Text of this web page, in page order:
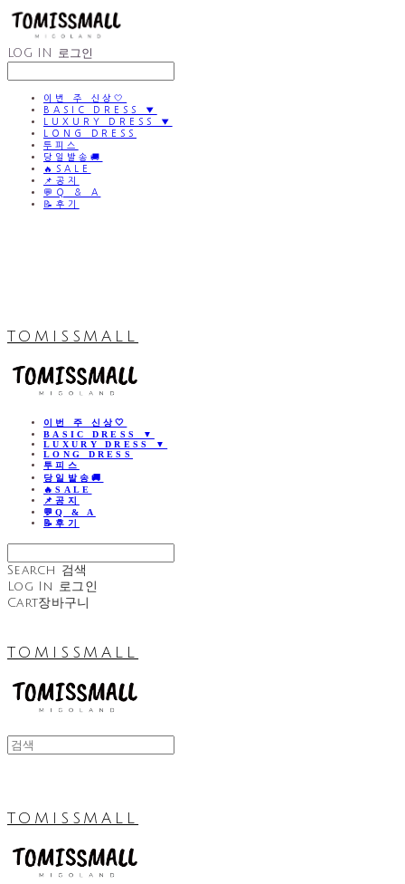
LOG IN 로그인
이번 주 신상🤍
BASIC DRESS ▼
LUXURY DRESS ▼
LONG DRESS
투피스
당일발송🚚
🔥SALE
📌공지
💬Q & A
📝후기
TOMISSMALL
이번 주 신상🤍
BASIC DRESS ▼
LUXURY DRESS ▼
LONG DRESS
투피스
당일발송🚚
🔥SALE
📌공지
💬Q & A
📝후기
Search 검색
Log In 로그인
Cart장바구니
TOMISSMALL
TOMISSMALL